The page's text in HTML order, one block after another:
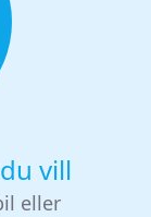
vill
eller